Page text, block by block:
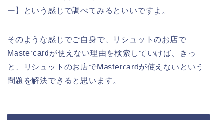
ー】という感じで調べてみるといいですよ。
そのような感じでご自身で、リシュットのお店で
Mastercardが使えない理由を検索していけば、きっ
と、リシュットのお店でMastercardが使えないという
問題を解決できると思います。